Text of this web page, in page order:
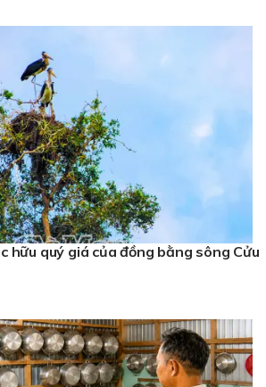
hữu quý giá của đồng bằng sông Cửu